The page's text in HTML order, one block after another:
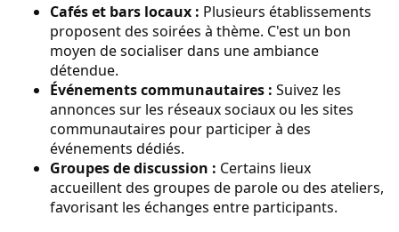
Cafés et bars locaux : Plusieurs établissements
proposent des soirées à thème. C'est un bon
moyen de socialiser dans une ambiance
détendue.
Événements communautaires : Suivez les
annonces sur les réseaux sociaux ou les sites
communautaires pour participer à des
événements dédiés.
Groupes de discussion : Certains lieux
accueillent des groupes de parole ou des ateliers,
favorisant les échanges entre participants.